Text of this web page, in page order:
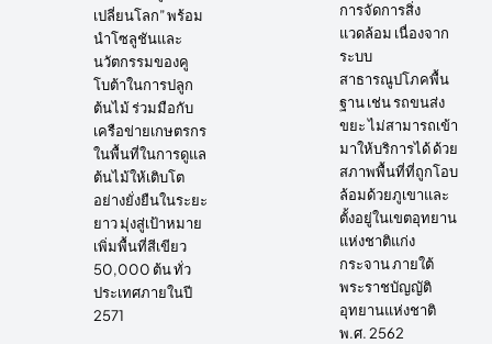
เปลี่ยนโลก” พร้อม
นำโซลูชันและ
นวัตกรรมของคู
โบต้าในการปลูก
ต้นไม้ ร่วมมือกับ
เครือข่ายเกษตรกร
ในพื้นที่ในการดูแล
ต้นไม้ให้เติบโต
อย่างยั่งยืนในระยะ
ยาว มุ่งสู่เป้าหมาย
เพิ่มพื้นที่สีเขียว
50,000 ต้น ทั่ว
ประเทศภายในปี
2571
การจัดการสิ่ง
แวดล้อม เนื่องจาก
ระบบ
สาธารณูปโภคพื้น
ฐาน เช่น รถขนส่ง
ขยะ ไม่สามารถเข้า
มาให้บริการได้ ด้วย
สภาพพื้นที่ที่ถูกโอบ
ล้อมด้วยภูเขาและ
ตั้งอยู่ในเขตอุทยาน
แห่งชาติแก่ง
กระจาน ภายใต้
พระราชบัญญัติ
อุทยานแห่งชาติ
พ.ศ. 2562